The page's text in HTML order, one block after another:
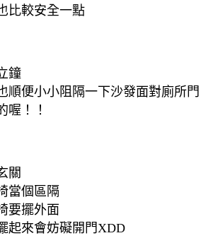
比較安全一點
鐘
順便小小阻隔一下沙發面對廁所門
喔！！
關
當個區隔
要擺外面
起來會妨礙開門XDD